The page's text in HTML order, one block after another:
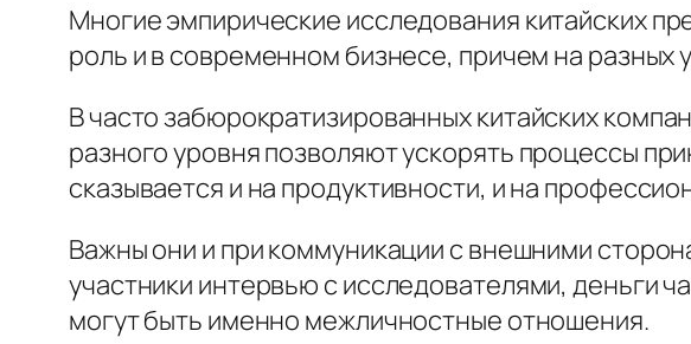
Многие эмпирические исследования китайских
роль и в современном бизнесе, причем на разных
В часто забюрократизированных китайских
разного уровня позволяют ускорять процессы
сказывается и на продуктивности, и на
Важны они и при коммуникации с внешними
участники интервью с исследователями,
могут быть именно межличностные отношения.